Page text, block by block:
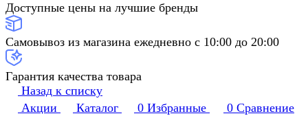
Доступные цены на лучшие бренды
Самовывоз из магазина ежедневно с 10:00 до 20:00
Гарантия качества товара
Назад к списку
Акции
Каталог 0 Избранные 0 Сравнение